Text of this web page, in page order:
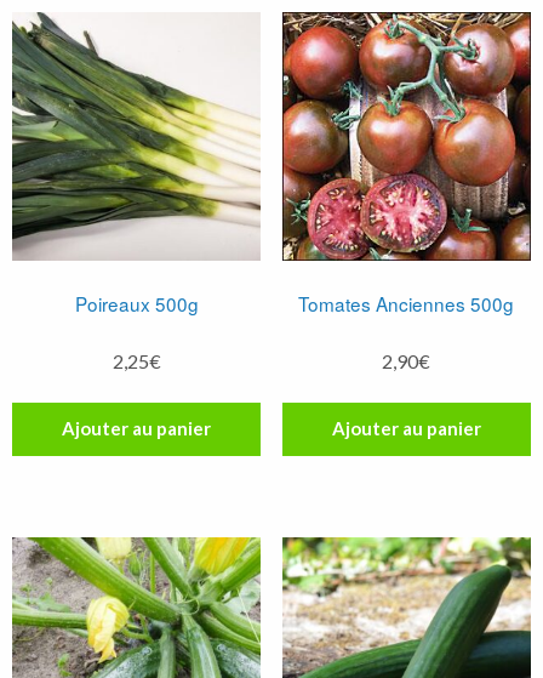
Poireaux 500g
2,25€
Ajouter au panier
Tomates Anciennes 500g
2,90€
Ajouter au panier